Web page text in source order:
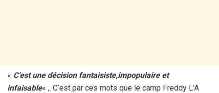
« C’est une décision fantaisiste,impopulaire et
infaisable« ,. C’est par ces mots que le camp Freddy L’A